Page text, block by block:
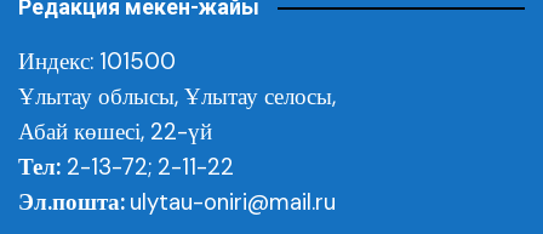
Редакция мекен-жайы
Индекс: 101500
Ұлытау облысы, Ұлытау селосы,
Абай көшесі, 22-үй
Тел: 2-13-72; 2-11-22
Эл.пошта: ulytau-oniri@mail.ru